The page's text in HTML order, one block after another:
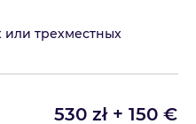
или трехместных
530 zł+ 150 €